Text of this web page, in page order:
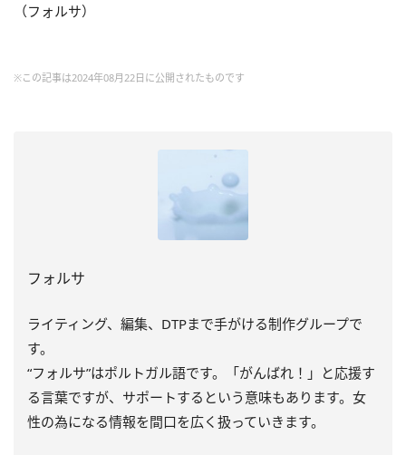
（フォルサ）
※この記事は2024年08月22日に公開されたものです
フォルサ
ライティング、編集、DTPまで手がける制作グループで
す。
“フォルサ”はポルトガル語です。「がんばれ！」と応援す
る言葉ですが、サポートするという意味もあります。女
性の為になる情報を間口を広く扱っていきます。